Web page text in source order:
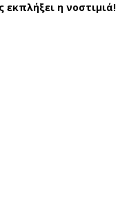
η νοστιμιά!